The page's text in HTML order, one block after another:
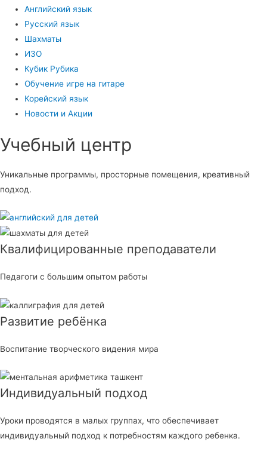
Английский язык
Русский язык
Шахматы
ИЗО
Кубик Рубика
Обучение игре на гитаре
Корейский язык
Новости и Акции
Учебный центр​
Уникальные программы, просторные помещения, креативный
подход.
Квалифицированные преподаватели
Педагоги с большим опытом работы
Развитие ребёнка
Воспитание творческого видения мира
Индивидуальный подход
Уроки проводятся в малых группах, что обеспечивает
индивидуальный подход к потребностям каждого ребенка.